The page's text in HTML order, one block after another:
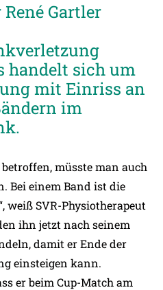
Gartler
handelt sich um
mit Einriss an
im
müsste man auch
Bei einem Band ist die
weiß SVR-Physiotherapeut
ihn jetzt nach seinem
damit er Ende der
einsteigen kann.
er beim Cup-Match am